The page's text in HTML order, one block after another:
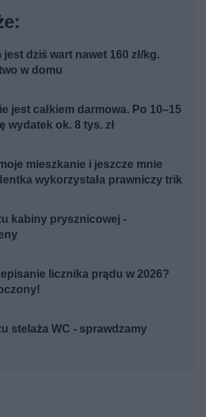
jest dziś wart nawet 160 zł/kg.
w domu
jest całkiem darmowa. Po 10–15
wydatek ok. 8 tys. zł
mieszkanie i jeszcze mnie
wykorzystała prawniczy trik
kabiny prysznicowej -
licznika prądu w 2026?
stelaża WC - sprawdzamy